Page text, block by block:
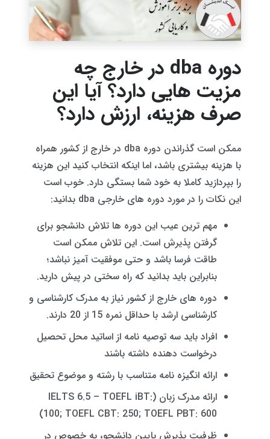
دوره dba در خارج چه
مزیت هایی دارد؟ آیا این
صرف هزینه، ارزش دارد؟
ممکن است گذراندن دوره dba در خارج از کشور همراه
با هزینه بیشتری باشد، اما اینکه انتخاب کنید این هزینه
را بپردازید کاملا به خود شما بستگی دارد. خوب است
این نکات را در مورد دوره های خارجی dba بدانید:
مهم ترین عیب این دوره ها تلاش دانشجو برای
گرفتن پذیرش است. این تلاش ممکن است
طاقت فرسا باشد و حتی موفقیت آمیز نباشد؛
بنابراین باید بدانید که راه سختی در پیش دارید.
دوره های خارج از کشور نیاز به مدرک کارشناسی و
کارشناسی ارشد با حداقل نمره 15 از 20 دارند.
افراد باید سه توصیه نامه از اساتید محل تحصیل
درخواست دهنده داشته باشند
ارائه انگیزه نامه متناسب با رشته و موضوع تحقیق
ارائه مدرک زبان (IELTS 6.5 – TOEFL iBT:
100; TOEFL CBT: 250; TOEFL PBT: 600)
ظرفیت پذیرش پایین دانشجو، به خصوص در